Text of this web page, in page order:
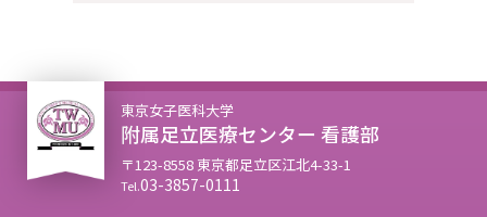
東京女子医科大学
附属足立医療センター 看護部
〒123-8558 東京都足立区江北4-33-1
Tel.03-3857-0111